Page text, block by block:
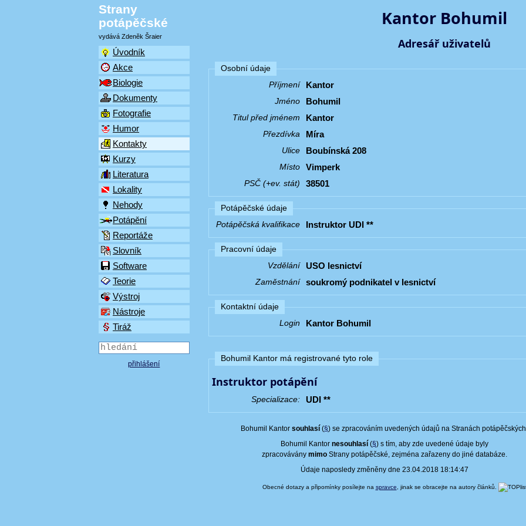
Strany
potápěčské
vydává Zdeněk Šraier
Úvodník
Akce
Biologie
Dokumenty
Fotografie
Humor
Kontakty
Kurzy
Literatura
Lokality
Nehody
Potápění
Reportáže
Slovník
Software
Teorie
Výstroj
Nástroje
Tiráž
přihlášení
Kantor Bohumil
Adresář uživatelů
Osobní údaje
Příjmení
Kantor
Jméno Bohumil
Titul před jménem Kantor
Přezdívka Míra
Ulice Boubínská 208
Místo Vimperk
PSČ (+ev. stát) 38501
Potápěčské údaje
Potápěčská kvalifikace
Instruktor UDI **
Pracovní údaje
Vzdělání
USO lesnictví
Zaměstnání soukromý podnikatel v lesnictví
Kontaktní údaje
Login
Kantor Bohumil
Bohumil Kantor má registrované tyto role
Instruktor potápění
Specializace: UDI **
Bohumil Kantorsouhlasí (§) se zpracováním uvedených údajů na Stranách
Bohumil Kantor nesouhlasí(§) s tím, aby zde uvedené údaje byly
zpracovávány mimoStrany potápěčské, zejména zařazeny do jiné databáze.
Údaje naposledy změněny dne 23.04.2018 18:14:47
Obecné dotazy a připomínky posílejte na spravce , jinak se obracejte na autory článků.